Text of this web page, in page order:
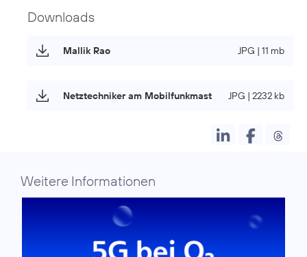
Downloads
Mallik Rao JPG | 11 mb
Netztechniker am Mobilfunkmast JPG | 2232 kb
Weitere Informationen